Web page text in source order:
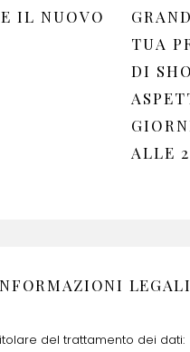
IL NUOVO
TUA
DI
ALLE
LEGALI
del trattamento dei dati: